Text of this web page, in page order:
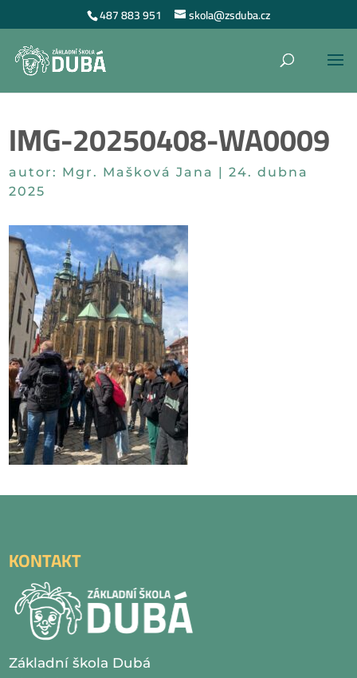
487 883 951 skola@zsduba.cz
IMG-20250408-WA0009
autor: Mgr. Mašková Jana |24. dubna
2025
KONTAKT
Základní škola Dubá